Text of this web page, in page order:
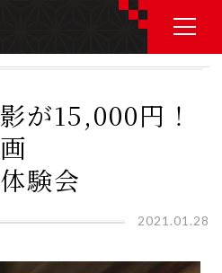
が15,000円！
験会
2021.01.28